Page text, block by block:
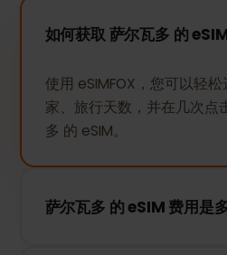
如何获取 萨尔瓦多 的
使用 eSIMFOX，您可以轻
家、旅行天数，并在几次点
多 的 eSIM。
萨尔瓦多 的 eSIM 费用是